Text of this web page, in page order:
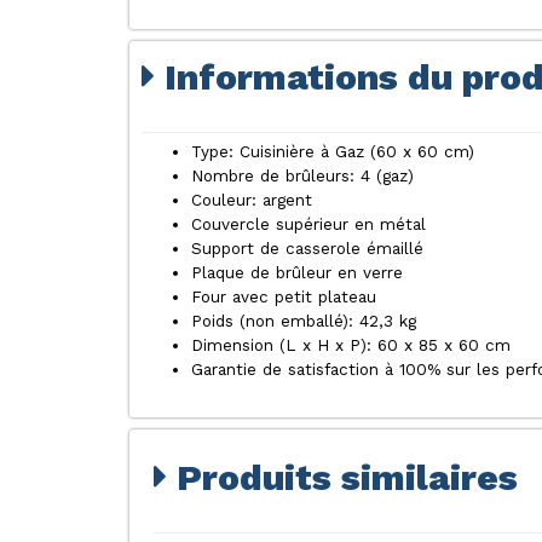
Informations du
Type: Cuisinière à Gaz (60 x 60 cm)
Nombre de brûleurs: 4 (gaz)
Couleur: argent
Couvercle supérieur en métal
Support de casserole émaillé
Plaque de brûleur en verre
Four avec petit plateau
Poids (non emballé): 42,3 kg
Dimension (L x H x P): 60 x 85 x 60 cm
Garantie de satisfaction à 100% sur les
Produits similaires